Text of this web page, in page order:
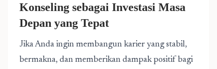
Konseling sebagai Investasi Masa
Depan yang Tepat
Jika Anda ingin membangun karier yang stabil,
bermakna, dan memberikan dampak positif bagi